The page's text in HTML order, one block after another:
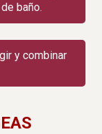
baño.
y combinar